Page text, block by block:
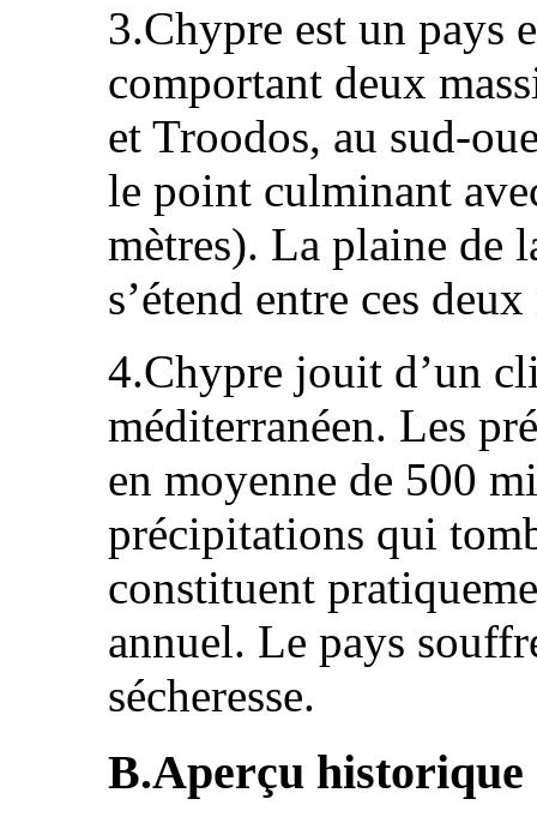
3.Chypre est un pays
comportant deux
et Troodos, au sud-
le point culminant
mètres). La plaine de
s’étend entre ces
4.Chypre jouit d’un
méditerranéen. Les
en moyenne de 500
précipitations qui
constituent
annuel. Le pays
sécheresse.
B.Aperçu historique